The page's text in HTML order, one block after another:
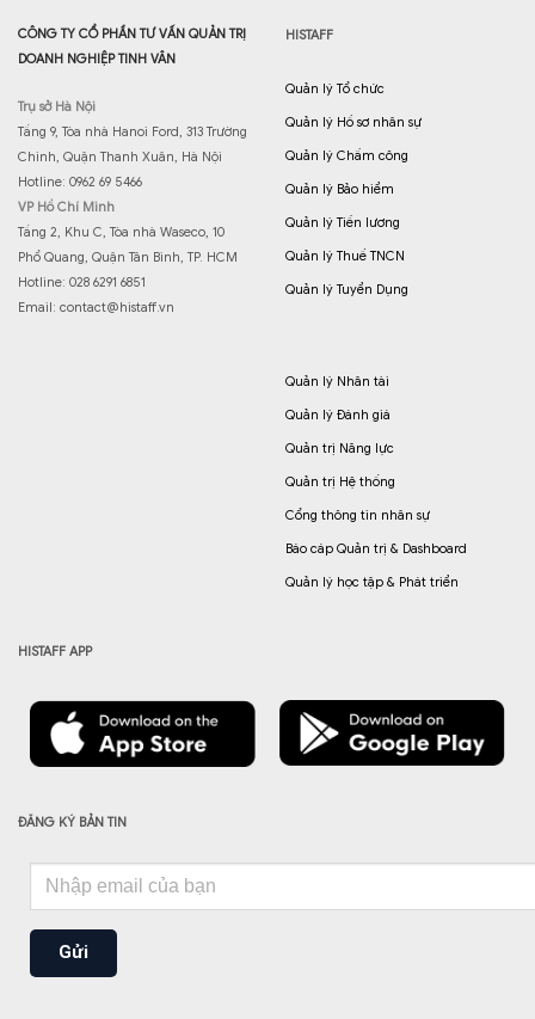
CÔNG TY CỔ PHẦN TƯ VẤN QUẢN TRỊ
DOANH NGHIỆP TINH VÂN
Trụ sở Hà Nội
Tầng 9, Tòa nhà Hanoi Ford, 313 Trường
Chinh, Quận Thanh Xuân, Hà Nội
Hotline: 0962 69 5466
VP Hồ Chí Minh
Tầng 2, Khu C, Tòa nhà Waseco, 10
Phổ Quang, Quận Tân Bình, TP. HCM
Hotline: 028 6291 6851
Email: contact@histaff.vn
HISTAFF
Quản lý Tổ chức
Quản lý Hồ sơ nhân sự
Quản lý Chấm công
Quản lý Bảo hiểm
Quản lý Tiền lương
Quản lý Thuế TNCN
Quản lý Tuyển Dụng
Quản lý Nhân tài
Quản lý Đánh giá
Quản trị Năng lực
Quản trị Hệ thống
Cổng thông tin nhân sự
Báo cáp Quản trị & Dashboard
Quản lý học tập & Phát triển
HISTAFF APP
ĐĂNG KÝ BẢN TIN
Gửi